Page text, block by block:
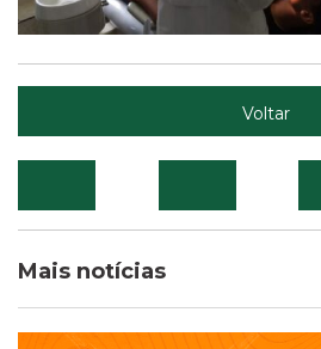
Voltar
Mais notícias